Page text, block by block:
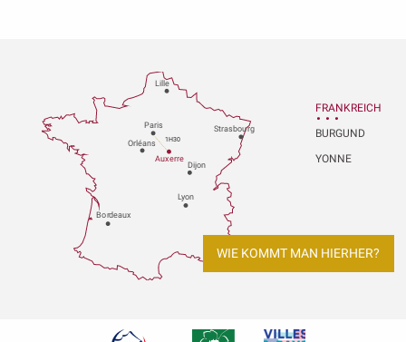
Paris
Dijon
Orléans
Bordeaux
Lyon
Auxerre
Strasbourg
Lille
1H30
FRANKREICH
BURGUND
YONNE
WIE KOMMT MAN HIERHER?